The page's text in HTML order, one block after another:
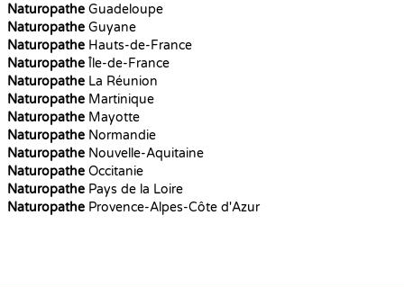
Naturopathe Guadeloupe
Naturopathe Guyane
Naturopathe Hauts-de-France
Naturopathe Île-de-France
Naturopathe La Réunion
Naturopathe Martinique
Naturopathe Mayotte
Naturopathe Normandie
Naturopathe Nouvelle-Aquitaine
Naturopathe Occitanie
Naturopathe Pays de la Loire
Naturopathe Provence-Alpes-Côte d'Azur